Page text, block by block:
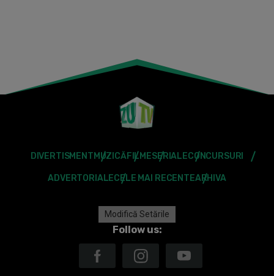
DIVERTISMENT MUZICĂFILMESERIALECONCURSURI
ADVERTORIALECELE MAI RECENTEARHIVA
Modifică Setările
Follow us: